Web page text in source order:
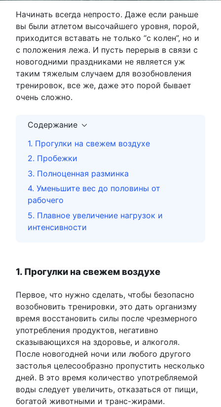
Начинать всегда непросто. Даже если раньше
вы были атлетом высочайшего уровня, порой,
приходится вставать не только “с колен”, но и
с положения лежа. И пусть перерыв в связи с
новогодними праздниками не является уж
таким тяжелым случаем для возобновления
тренировок, все же, даже это порой бывает
очень сложно.
Содержание
1. Прогулки на свежем воздухе
2. Пробежки
3. Полноценная разминка
4. Уменьшите вес до половины от
рабочего
5. Плавное увеличение нагрузок и
интенсивности
1. Прогулки на свежем воздухе
Первое, что нужно сделать, чтобы безопасно
возобновить тренировки, это дать организму
время восстановить силы после чрезмерного
употребления продуктов, негативно
сказывающихся на здоровье, и алкоголя.
После новогодней ночи или любого другого
застолья целесообразно пропустить несколько
дней. В это время количество употребляемой
воды следует увеличить, отказаться от пищи,
богатой животными и транс-жирами.